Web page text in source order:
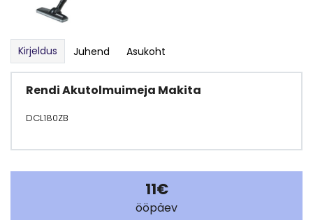
Kirjeldus Juhend Asukoht
Rendi Akutolmuimeja Makita
DCL180ZB
11€
ööpäev